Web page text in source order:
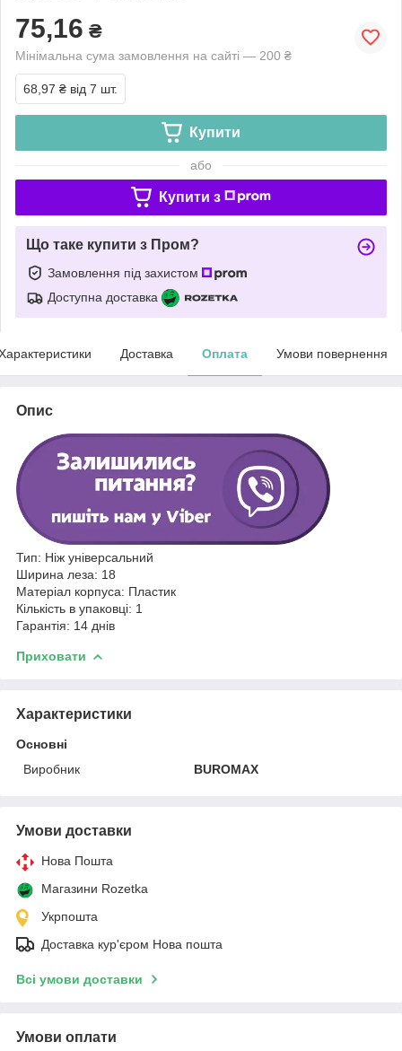
75,16 ₴
Мінімальна сума замовлення на сайті — 200 ₴
68,97 ₴ від 7 шт.
Купити
або
Купити з
Що таке купити з Пром?
Замовлення під захистом
Доступна доставка
Доставка Оплата Умови повернення
Опис
Тип: Ніж універсальний
Ширина леза: 18
Матеріал корпуса: Пластик
Кількість в упаковці: 1
Гарантія: 14 днів
Приховати
Характеристики
Основні
Виробник
BUROMAX
Умови доставки
Нова Пошта
Магазини Rozetka
Укрпошта
Доставка кур'єром Нова пошта
Всі умови доставки
Умови оплати